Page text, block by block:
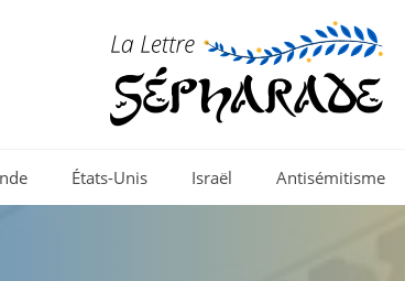
États-Unis Israël Antisémitisme